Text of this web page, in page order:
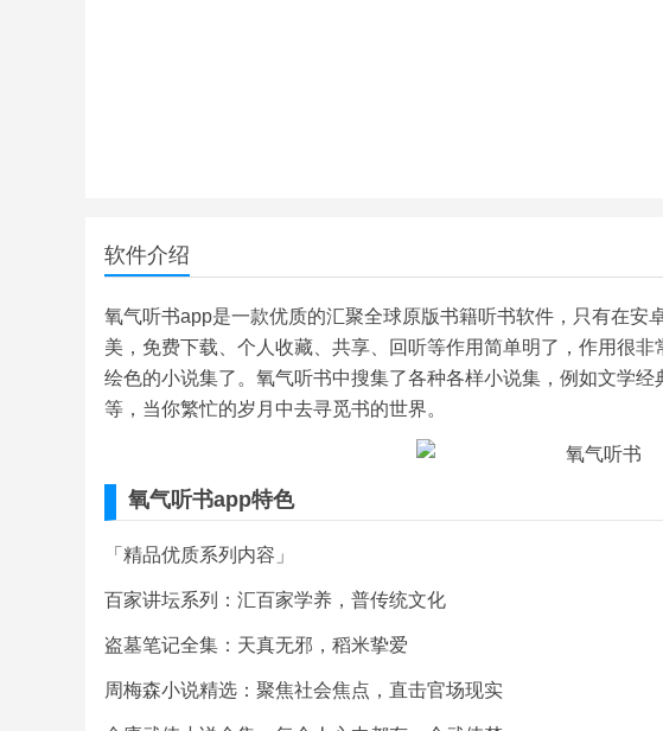
软件介绍
氧气听书app是一款优质的汇聚全球原版书籍听书软件，只有在安
美，免费下载、个人收藏、共享、回听等作用简单明了，作用很
绘色的小说集了。氧气听书中搜集了各种各样小说集，例如文学
等，当你繁忙的岁月中去寻觅书的世界。
氧气听书app特色
「精品优质系列内容」
百家讲坛系列：汇百家学养，普传统文化
盗墓笔记全集：天真无邪，稻米挚爱
周梅森小说精选：聚焦社会焦点，直击官场现实